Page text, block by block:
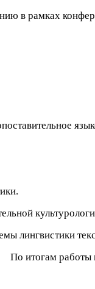
в рамках
лингвистики
По итогам работы